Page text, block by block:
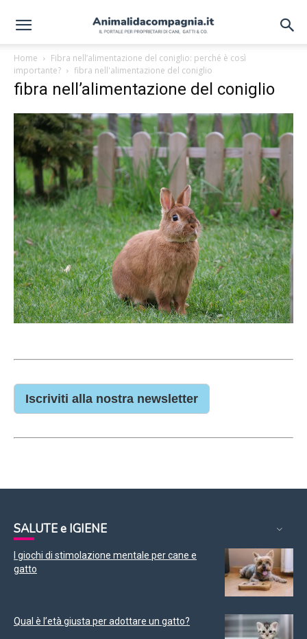
Home
Fibra nell’alimentazione del coniglio: perché è così
importante?
fibra nell'alimentazione del coniglio
fibra nell’alimentazione del coniglio
Iscriviti alla nostra newsletter
SALUTE e IGIENE
I giochi di stimolazione mentale per cane e
gatto
Qual è l’età giusta per adottare un gatto?